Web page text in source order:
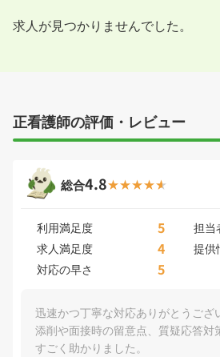
求人が見つかりませんでした。
正看護師の評価・レビュー
総合4.8
利用満足度 5 担当
求人満足度 4 提供
対応の早さ 5
迅速かつ丁寧な対応ありがとうござ
添削や面接時の留意点、質疑応答対
すごく助かりました。